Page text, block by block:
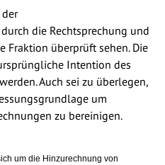
die Rechtsprechung und
überprüft sehen. Die
Intention des
Auch sei zu überlegen,
um
zu bereinigen.
um die Hinzurechnung von